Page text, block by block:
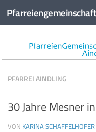
Zum Inhalt springen
PFARREI AINDLING
30 Jahre Mesner
VON KARINA SCHAFFELHOFER